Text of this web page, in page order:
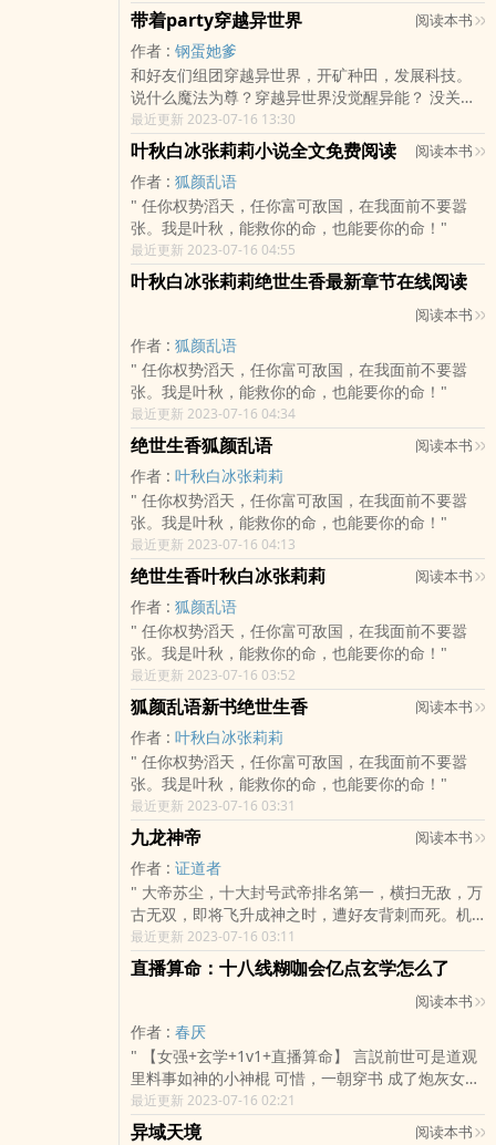
带着party穿越异世界 阅读本书
作者 : 钢蛋她爹
和好友们组团穿越异世界，开矿种田，发展科技。
说什么魔法为尊？穿越异世界没觉醒异能？ 没关
系，看我手中加特林的蓝色火焰。
最近更新 2023-07-16 13:30
叶秋白冰张莉莉小说全文免费阅读 阅读本书
作者 : 狐颜乱语
" 任你权势滔天，任你富可敌国，在我面前不要嚣
张。我是叶秋，能救你的命，也能要你的命！"
最近更新 2023-07-16 04:55
叶秋白冰张莉莉绝世生香最新章节在线阅读
阅读本书
作者 : 狐颜乱语
" 任你权势滔天，任你富可敌国，在我面前不要嚣
张。我是叶秋，能救你的命，也能要你的命！"
最近更新 2023-07-16 04:34
绝世生香狐颜乱语 阅读本书
作者 : 叶秋白冰张莉莉
" 任你权势滔天，任你富可敌国，在我面前不要嚣
张。我是叶秋，能救你的命，也能要你的命！"
最近更新 2023-07-16 04:13
绝世生香叶秋白冰张莉莉 阅读本书
作者 : 狐颜乱语
" 任你权势滔天，任你富可敌国，在我面前不要嚣
张。我是叶秋，能救你的命，也能要你的命！"
最近更新 2023-07-16 03:52
狐颜乱语新书绝世生香 阅读本书
作者 : 叶秋白冰张莉莉
" 任你权势滔天，任你富可敌国，在我面前不要嚣
张。我是叶秋，能救你的命，也能要你的命！"
最近更新 2023-07-16 03:31
九龙神帝 阅读本书
作者 : 证道者
" 大帝苏尘，十大封号武帝排名第一，横扫无敌，万
古无双，即将飞升成神之时，遭好友背刺而死。机
缘巧合，重生于五百年前的少年时期，开启了一段
横扫无数天骄的逆天传奇！这一世，所有的遗憾都
要弥补！这一世，所有的敌人都要踩在脚下！这一
最近更新 2023-07-16 03:11
直播算命：十八线糊咖会亿点玄学怎么了
阅读本书
作者 : 春厌
" 【女强+玄学+1v1+直播算命】 言説前世可是道观
里料事如神的小神棍 可惜，一朝穿书 成了炮灰女
配，不仅如此 这炮灰女配还是个黑料满天飞的十八
线小明星 书中世界玄学式微，她以超强的玄学本事
最近更新 2023-07-16 02:21
异域天境 阅读本书